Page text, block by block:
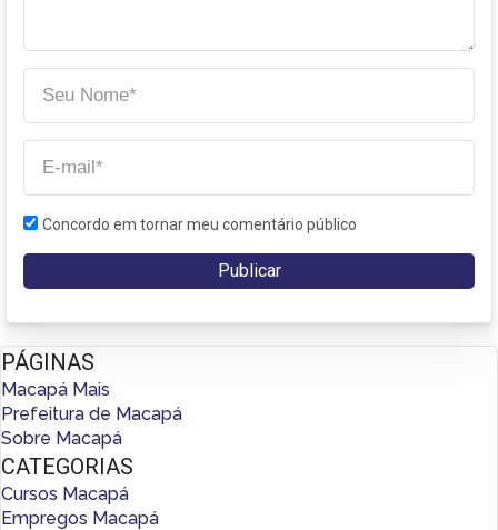
Concordo em tornar meu comentário público
PÁGINAS
Macapá Mais
Prefeitura de Macapá
Sobre Macapá
CATEGORIAS
Cursos Macapá
Empregos Macapá